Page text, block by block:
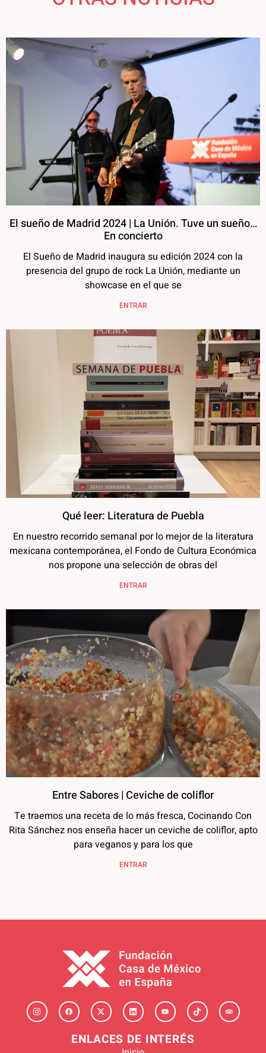
El sueño de Madrid 2024 | La Unión. Tuve un sueño…
En concierto
El Sueño de Madrid inaugura su edición 2024 con la
presencia del grupo de rock La Unión, mediante un
showcase en el que se
ENTRAR
Qué leer: Literatura de Puebla
En nuestro recorrido semanal por lo mejor de la literatura
mexicana contemporánea, el Fondo de Cultura Económica
nos propone una selección de obras del
ENTRAR
Entre Sabores | Ceviche de coliflor
Te traemos una receta de lo más fresca, Cocinando Con
Rita Sánchez nos enseña hacer un ceviche de coliflor, apto
para veganos y para los que
ENTRAR
ENLACES DE INTERÉS